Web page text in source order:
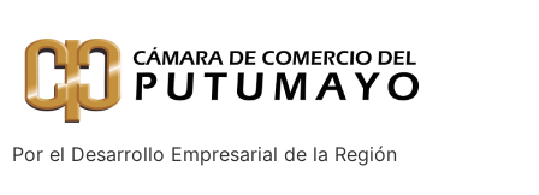
Por el Desarrollo Empresarial de la Región